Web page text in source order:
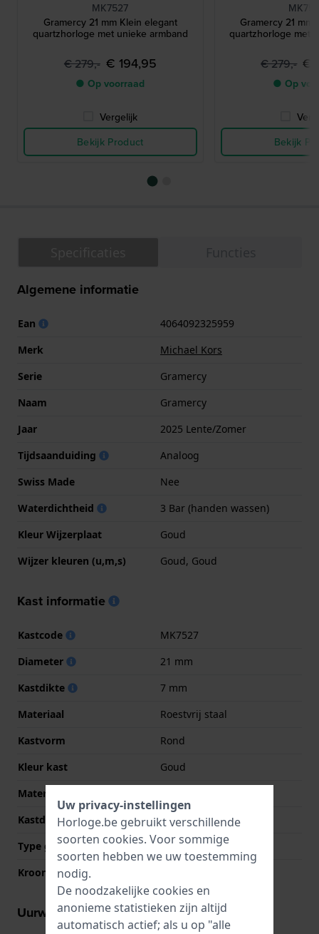
MK7527
Gramercy 21 mm Klein elegant
quartzhorloge met unieke armband
€ 279,- € 194,95
● Op voorraad
Vergelijk
Bekijk Product
Gramercy 21
quartzhorloge met
€ 279,- €
● Op
Bekijk
Algemene informatie
Ean
4064092325959
Merk
Michael Kors
Serie
Gramercy
Naam
Gramercy
Jaar
2025 Lente/Zomer
Tijdsaanduiding
Analoog
Swiss Made
Nee
Waterdichtheid
3 Bar (handen wassen)
Kleur Wijzerplaat
Goud
Wijzer kleuren (u,m,s)
Goud, Goud
Kast informatie
Kastcode
MK7527
Diameter
21 mm
Kastdikte
7 mm
Materiaal
Roestvrij staal
Kastvorm
Rond
Kleur kast
Goud
Materiaal kastdeksel
Kastdeksel
Klikkast
Type glas
Mineraal
Kroon
Uurwerk informatie
Uw privacy-instellingen
Horloge.be gebruikt verschillende
soorten cookies. Voor sommige
soorten hebben we uw toestemming
nodig.
De noodzakelijke cookies en
anonieme statistieken zijn altijd
automatisch actief; als u op "alle